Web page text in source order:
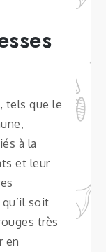
tels que le
à la
et leur
soit
très
en